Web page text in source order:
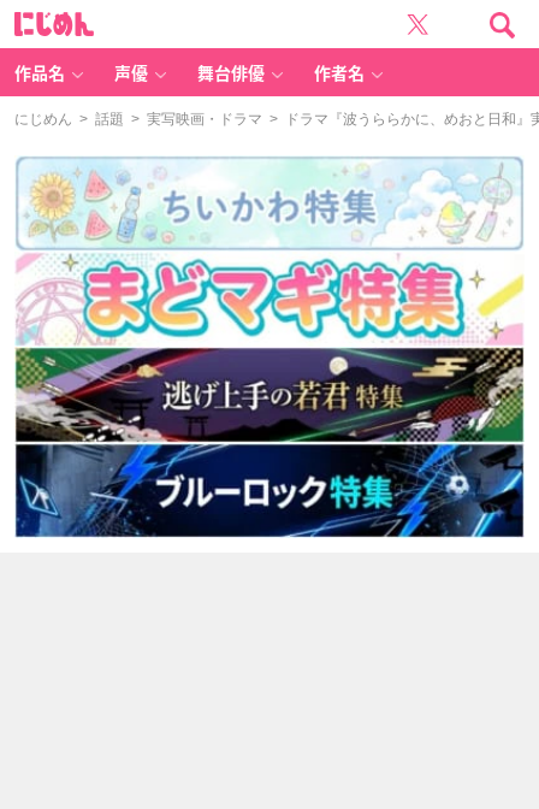
作品名 声優 舞台俳優 作者名
にじめん > 話題 > 実写映画・ドラマ > ドラマ『波うららかに、めおと日和』